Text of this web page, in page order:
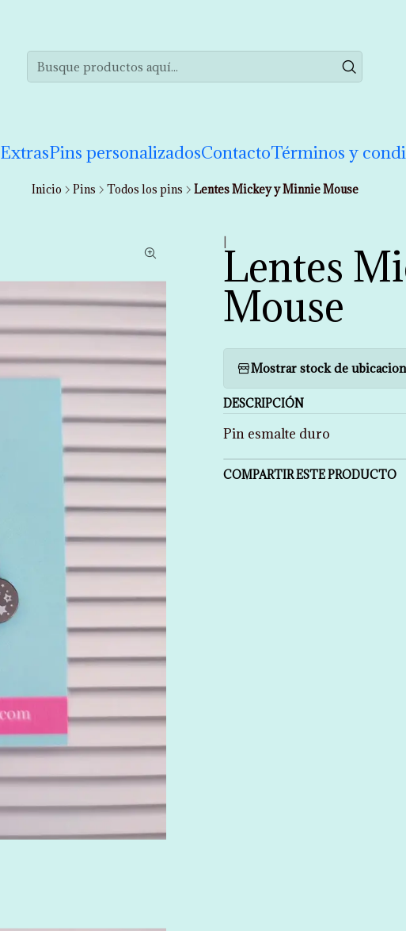
ExtrasPins personalizadosContactoTérminos y
Inicio Pins Todos los pins Lentes Mickey y Minnie Mouse
Lentes
Mouse
Mostrar stock de
DESCRIPCIÓN
Pin esmalte duro
COMPARTIR ESTE PRODUCTO